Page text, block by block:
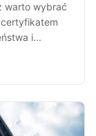
warto wybrać
i...